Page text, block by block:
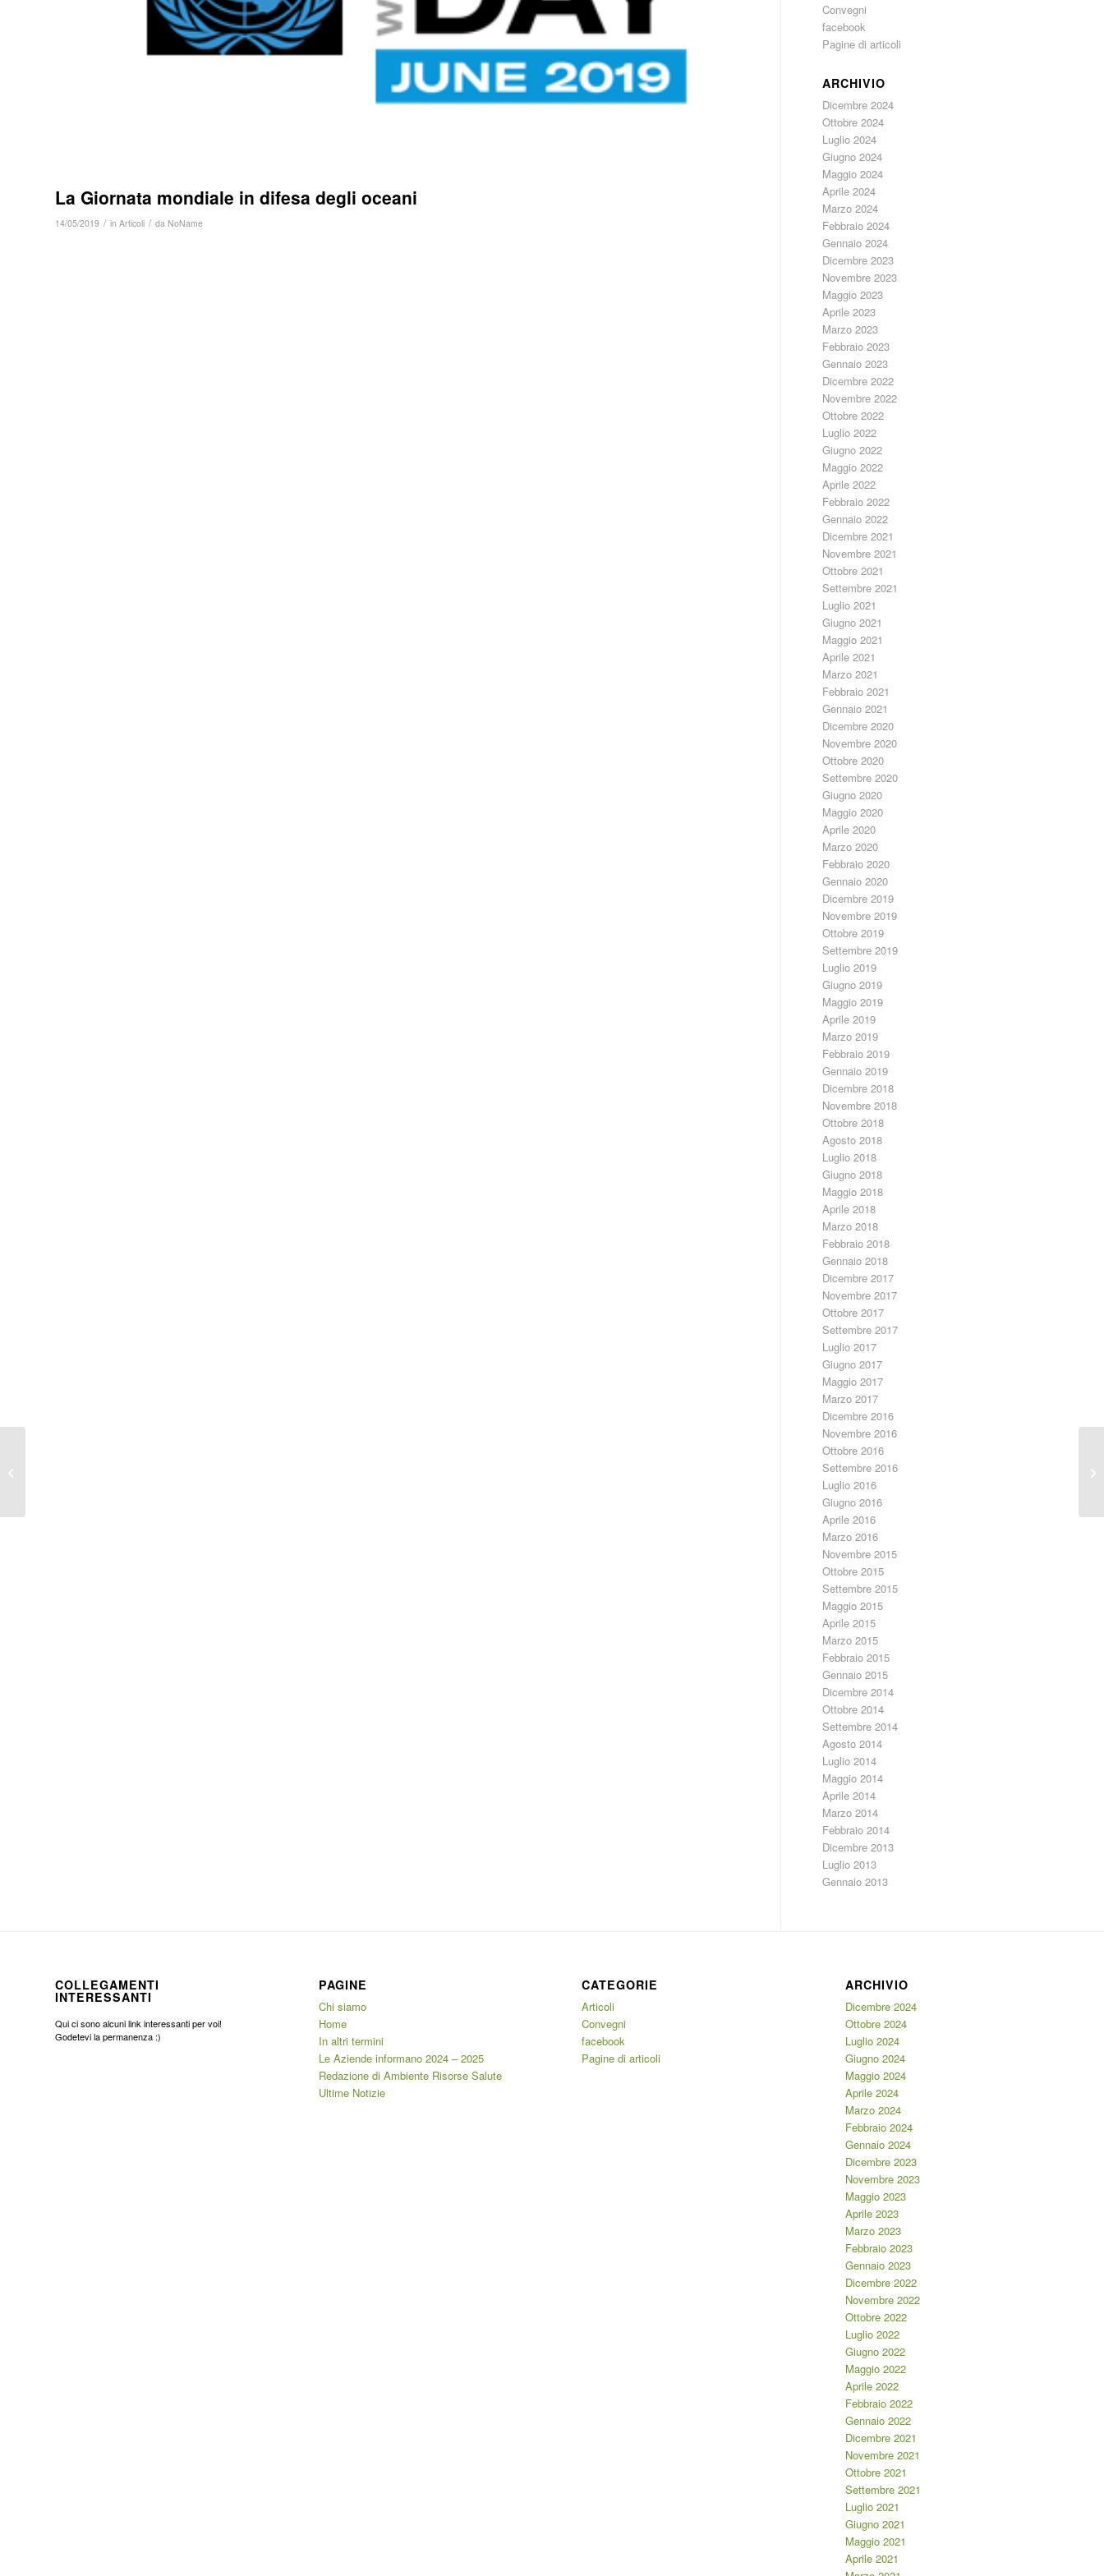
La Giornata mondiale in difesa degli oceani
14/05/2019 / in Articoli / da NoName
Convegni
facebook
Pagine di articoli
ARCHIVIO
Dicembre 2024
Ottobre 2024
Luglio 2024
Giugno 2024
Maggio 2024
Aprile 2024
Marzo 2024
Febbraio 2024
Gennaio 2024
Dicembre 2023
Novembre 2023
Maggio 2023
Aprile 2023
Marzo 2023
Febbraio 2023
Gennaio 2023
Dicembre 2022
Novembre 2022
Ottobre 2022
Luglio 2022
Giugno 2022
Maggio 2022
Aprile 2022
Febbraio 2022
Gennaio 2022
Dicembre 2021
Novembre 2021
Ottobre 2021
Settembre 2021
Luglio 2021
Giugno 2021
Maggio 2021
Aprile 2021
Marzo 2021
Febbraio 2021
Gennaio 2021
Dicembre 2020
Novembre 2020
Ottobre 2020
Settembre 2020
Giugno 2020
Maggio 2020
Aprile 2020
Marzo 2020
Febbraio 2020
Gennaio 2020
Dicembre 2019
Novembre 2019
Ottobre 2019
Settembre 2019
Luglio 2019
Giugno 2019
Maggio 2019
Aprile 2019
Marzo 2019
Febbraio 2019
Gennaio 2019
Dicembre 2018
Novembre 2018
Ottobre 2018
Agosto 2018
Luglio 2018
Giugno 2018
Maggio 2018
Aprile 2018
Marzo 2018
Febbraio 2018
Gennaio 2018
Dicembre 2017
Novembre 2017
Ottobre 2017
Settembre 2017
Luglio 2017
Giugno 2017
Maggio 2017
Marzo 2017
Dicembre 2016
Novembre 2016
Ottobre 2016
Settembre 2016
Luglio 2016
Giugno 2016
Aprile 2016
Marzo 2016
Novembre 2015
Ottobre 2015
Settembre 2015
Maggio 2015
Aprile 2015
Marzo 2015
Febbraio 2015
Gennaio 2015
Dicembre 2014
Ottobre 2014
Settembre 2014
Agosto 2014
Luglio 2014
Maggio 2014
Aprile 2014
Marzo 2014
Febbraio 2014
Dicembre 2013
Luglio 2013
Gennaio 2013
COLLEGAMENTI
INTERESSANTI
Qui ci sono alcuni link interessanti per voi!
Godetevi la permanenza :)
PAGINE
Chi siamo
Home
In altri termini
Le Aziende informano 2024 – 2025
Redazione di Ambiente Risorse Salute
Ultime Notizie
CATEGORIE
Articoli
Convegni
facebook
Pagine di articoli
ARCHIVIO
Dicembre 2024
Ottobre 2024
Luglio 2024
Giugno 2024
Maggio 2024
Aprile 2024
Marzo 2024
Febbraio 2024
Gennaio 2024
Dicembre 2023
Novembre 2023
Maggio 2023
Aprile 2023
Marzo 2023
Febbraio 2023
Gennaio 2023
Dicembre 2022
Novembre 2022
Ottobre 2022
Luglio 2022
Giugno 2022
Maggio 2022
Aprile 2022
Febbraio 2022
Gennaio 2022
Dicembre 2021
Novembre 2021
Ottobre 2021
Settembre 2021
Luglio 2021
Giugno 2021
Maggio 2021
Aprile 2021